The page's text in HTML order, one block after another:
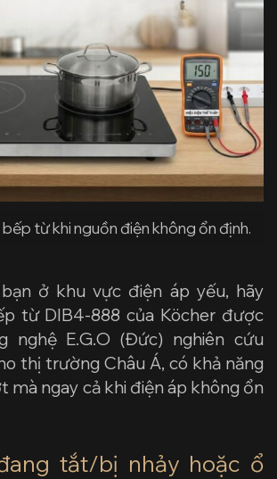
từ khi nguồn điện không ổn định.
ở khu vực điện áp yếu, hãy
từ DIB4-888 của Köcher được
nghệ E.G.O (Đức) nghiên cứu
thị trường Châu Á, có khả năng
mà ngay cả khi điện áp không ổn
tắt/bị nhảy hoặc ổ